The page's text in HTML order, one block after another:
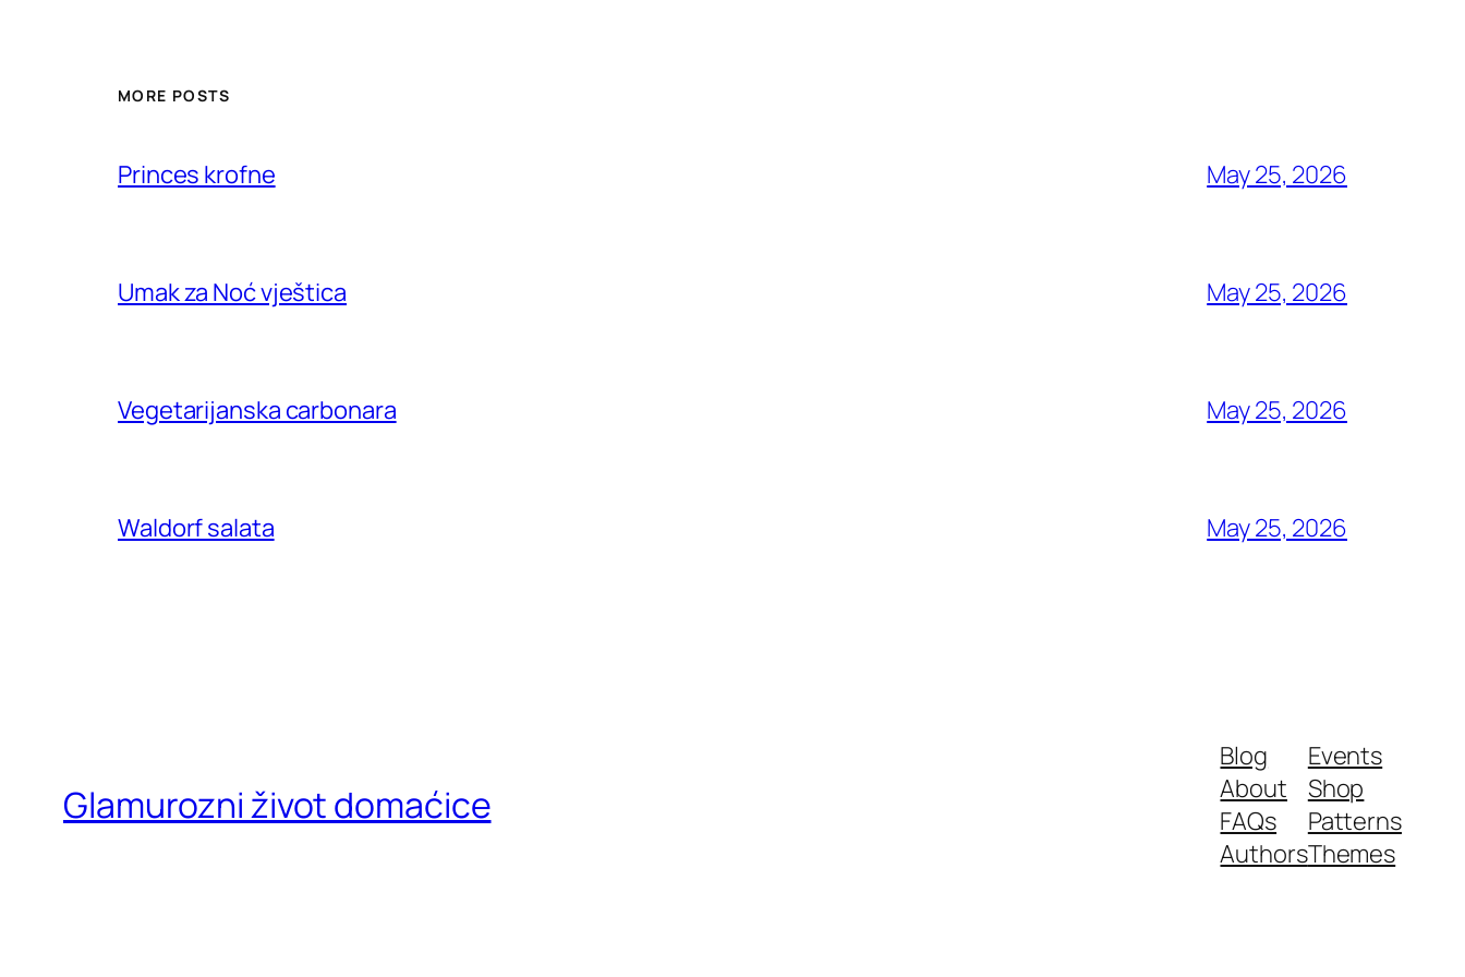
MORE POSTS
Princes krofne May 25, 2026
Umak za Noć vještica May 25, 2026
Vegetarijanska carbonara May 25, 2026
Waldorf salata May 25, 2026
Glamurozni život domaćice
Blog
About
FAQs
Authors
Events
Shop
Patterns
Themes